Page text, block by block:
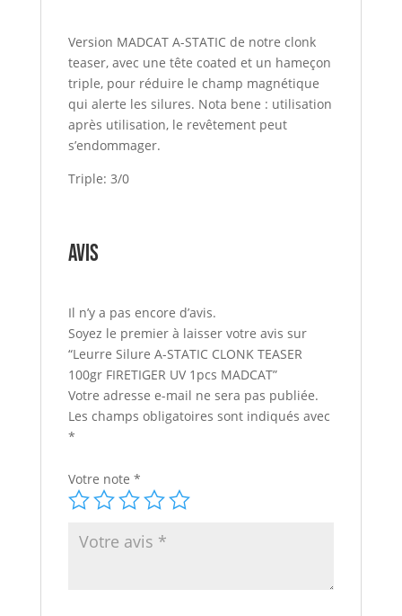
Version MADCAT A-STATIC de notre clonk
teaser, avec une tête coated et un hameçon
triple, pour réduire le champ magnétique
qui alerte les silures. Nota bene : utilisation
après utilisation, le revêtement peut
s’endommager.
Triple: 3/0
Avis
Il n’y a pas encore d’avis.
Soyez le premier à laisser votre avis sur
“Leurre Silure A-STATIC CLONK TEASER
100gr FIRETIGER UV 1pcs MADCAT”
Votre adresse e-mail ne sera pas publiée.
Les champs obligatoires sont indiqués avec
*
Votre note *